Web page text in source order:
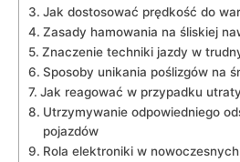
Jak dostosować⁣ prędkość do
Zasady hamowania na śliskiej
Znaczenie techniki ⁤jazdy w
Sposoby unikania ‍poślizgów na
Jak reagować w przypadku
Utrzymywanie odpowiedniego
pojazdów
Rola elektroniki⁤ w